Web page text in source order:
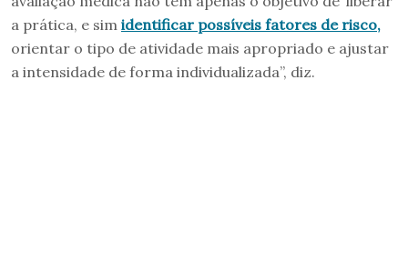
a prática, e sim identificar possíveis fatores de risco,
orientar o tipo de atividade mais apropriado e ajustar
a intensidade de forma individualizada”, diz.